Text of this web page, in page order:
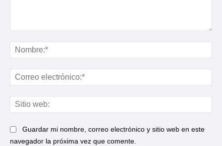
Guardar mi nombre, correo electrónico y sitio web en este
navegador la próxima vez que comente.